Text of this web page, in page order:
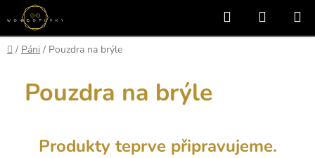
Přejít
na
obsah
Hledat
KOŠÍK
Domů
/ Páni / Pouzdra na brýle
Pouzdra na brýle
Produkty teprve připravujeme.